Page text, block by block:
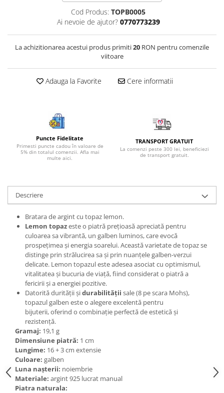
Bijuterii piatra lunii
Bijuterii piatra soarelui
Bijuterii rubin
Bijuterii sidef si abalone
Bijuterii spinel
Bijuterii topaz
Bijuterii turcoaz
Bijuterii turmaline
Bijuterii morganit
Cod Produs: TOPB0005
Ai nevoie de ajutor? 0770773239
La achizitionarea acestui produs primiti20 RON pentru comenzile
viitoare
Adauga la Favorite Cere informatii
Puncte Fidelitate
Primesti puncte cadou în valoare de
5% din totalul comenzii. Afla mai
multe aici.
TRANSPORT GRATUIT
La comenzi peste 300 lei, beneficiezi
de transport gratuit.
Descriere
Bratara de argint cu topaz lemon.
Lemon topazeste o piatră prețioasă apreciată pentru
culoarea sa vibrantă, un galben luminos, care evocă
prospețimea și energia soarelui. Această varietate de topaz se
distinge prin strălucirea sa și prin nuanțele galben-verzui
delicate. Lemon topazul este adesea asociat cu optimismul,
vitalitatea și bucuria de viață, fiind considerat o piatră a
fericirii și a energiei pozitive.
Datorită durității șidurabilității sale (8 pe scara Mohs),
topazul galben este o alegere excelentă pentru
bijuterii, oferind o combinație perfectă de estetică și
rezistență.
Gramaj: 19,1 g
Dimensiune piatră: 1 cm
Lungime: 16 + 3 cm extensie
Culoare: galben
Luna nașterii: noiembrie
Materiale: argint 925 lucrat manual
Piatra naturala: